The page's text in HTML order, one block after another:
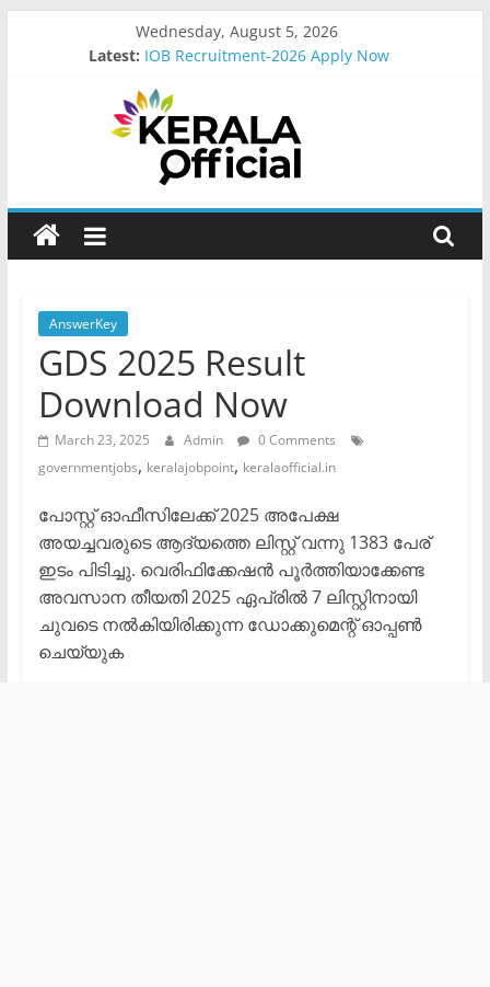
Wednesday, August 5, 2026
Latest: IOB Recruitment-2026 Apply Now
Govt Driver job Apply Now
Kerala Govt Onam Gift
MCC Recruitment-2026 Apply Now
Kerala
Official
Start
something
new
AnswerKey
GDS 2025 Result
Download Now
March 23, 2025 Admin
0 Comments
governmentjobs, keralajobpoint, keralaofficial.in
പോസ്റ്റ് ഓഫീസിലേക്ക് 2025 അപേക്ഷ
അയച്ചവരുടെ ആദ്യത്തെ ലിസ്റ്റ് വന്നു 1383 പേര്
ഇടം പിടിച്ചു. വെരിഫിക്കേഷൻ പൂർത്തിയാക്കേണ്ട
അവസാന തീയതി 2025 ഏപ്രിൽ 7 ലിസ്റ്റിനായി
ചുവടെ നൽകിയിരിക്കുന്ന ഡോക്കുമെന്റ് ഓപ്പൺ
ചെയ്യുക